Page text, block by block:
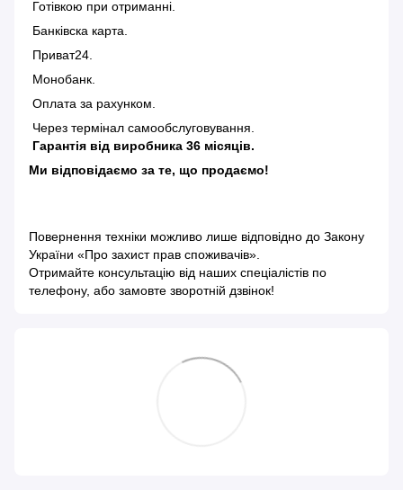
Готівкою при отриманні.
Банківска карта.
Приват24.
Монобанк.
Оплата за рахунком.
Через термінал самообслуговування.
Гарантія від виробника 36 місяців.
Ми відповідаємо за те, що продаємо!
Повернення техніки можливо лише відповідно до Закону
України «Про захист прав споживачів»
Отримайте консультацію від наших спеціалістів по
телефону, або замовте зворотній дзвінок!